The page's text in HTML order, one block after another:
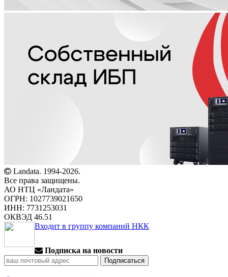
Landata. 1994-2026.
Все права защищены.
АО НТЦ «Ландата»
ОГРН: 1027739021650
ИНН: 7731253031
ОКВЭД 46.51
Входит в группу компаний НКК
Подписка на новости